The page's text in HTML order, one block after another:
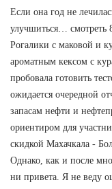
Если она год не
улучшиться… смотреть
Рогалики с маковой и
ароматным кексом с
пробовала готовить
ожидается очередной
запасам нефти и
ориентиром для
скидкой Махачкала -
Однако, как и после
ни привета. Я не веду